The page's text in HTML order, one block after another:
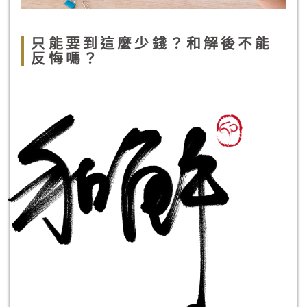
只能要到這麼少錢？和解後不能
反悔嗎？